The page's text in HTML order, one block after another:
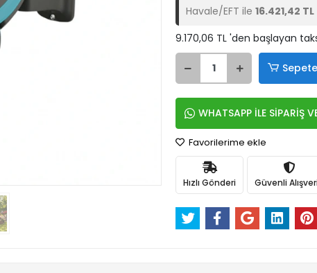
Havale/EFT ile 16.421,42 TL
9.170,06 TL 'den başlayan
WHATSAPP İLE SİPARİŞ
Favorilerime ekle
Hızlı Gönderi Güvenli